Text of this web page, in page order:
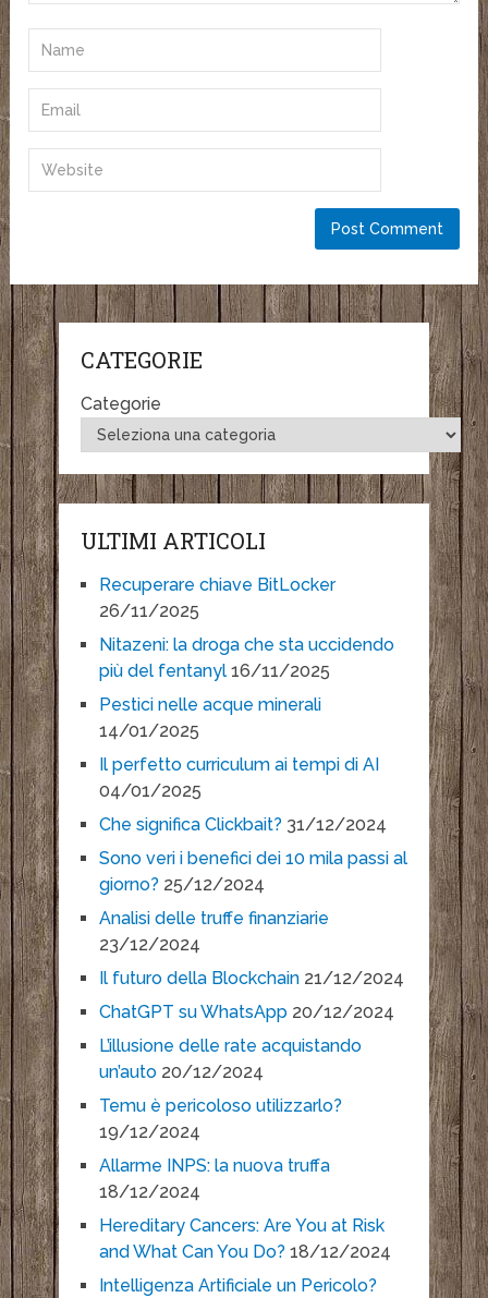
CATEGORIE
Categorie
ULTIMI ARTICOLI
Recuperare chiave BitLocker
26/11/2025
Nitazeni: la droga che sta uccidendo
più del fentanyl 16/11/2025
Pestici nelle acque minerali
14/01/2025
Il perfetto curriculum ai tempi di AI
04/01/2025
Che significa Clickbait? 31/12/2024
Sono veri i benefici dei 10 mila passi al
giorno? 25/12/2024
Analisi delle truffe finanziarie
23/12/2024
Il futuro della Blockchain 21/12/2024
ChatGPT su WhatsApp 20/12/2024
L’illusione delle rate acquistando
un’auto 20/12/2024
Temu è pericoloso utilizzarlo?
19/12/2024
Allarme INPS: la nuova truffa
18/12/2024
Hereditary Cancers: Are You at Risk
and What Can You Do? 18/12/2024
Intelligenza Artificiale un Pericolo?